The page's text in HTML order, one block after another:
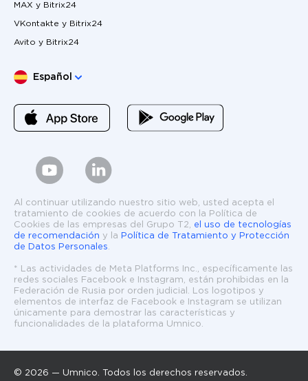
MAX y Bitrix24
VKontakte y Bitrix24
Avito y Bitrix24
Elige lengua
Español
Al continuar utilizando nuestro sitio web, usted acepta el
tratamiento de cookies de acuerdo con la Política de
Cookies de las empresas del Grupo T2, el uso de tecnologías
de recomendación y la
Política de Tratamiento y Protección
de Datos Personales
* Las actividades de Meta Platforms Inc., específicamente las
redes sociales Facebook e Instagram, están prohibidas en la
Federación de Rusia por orden judicial. Los logotipos y
elementos de interfaz de Facebook e Instagram se utilizan
únicamente para demostrar las características y
funcionalidades de la plataforma Umnico.
© 2026 — Umnico. Todos los derechos reservados.